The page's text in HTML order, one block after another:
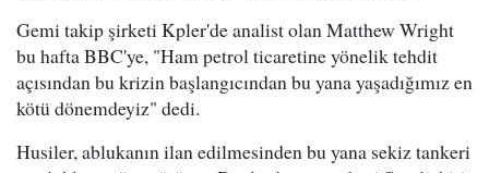
Gemi takip şirketi Kpler'de analist olan Matthew Wright
bu hafta BBC'ye, "Ham petrol ticaretine yönelik tehdit
açısından bu krizin başlangıcından bu yana yaşadığımız en
kötü dönemdeyiz" dedi.
Husiler, ablukanın ilan edilmesinden bu yana sekiz tankeri